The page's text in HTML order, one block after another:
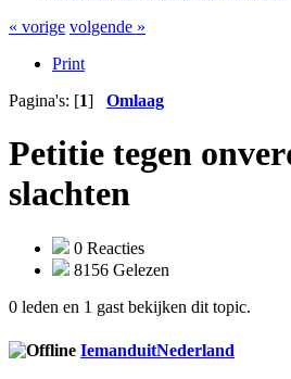
« vorige volgende »
Print
Pagina's: [1] Omlaag
Petitie tegen
slachten
0 Reacties
8156 Gelezen
0 leden en 1 gast bekijken dit topic.
IemanduitNederland